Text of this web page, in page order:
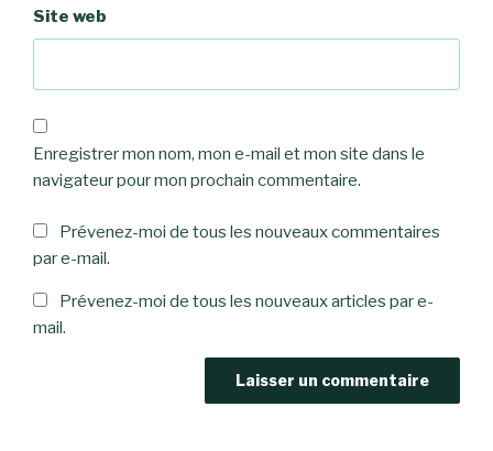
Site web
Enregistrer mon nom, mon e-mail et mon site dans le
navigateur pour mon prochain commentaire.
Prévenez-moi de tous les nouveaux commentaires
par e-mail.
Prévenez-moi de tous les nouveaux articles par e-
mail.